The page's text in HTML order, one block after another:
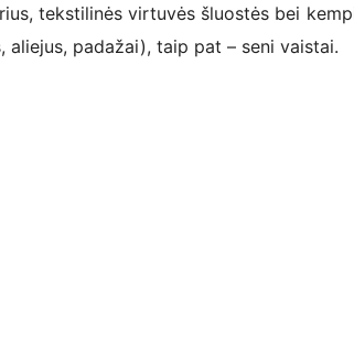
tekstilinės virtuvės šluostės bei
aliejus, padažai), taip pat – seni vaistai.